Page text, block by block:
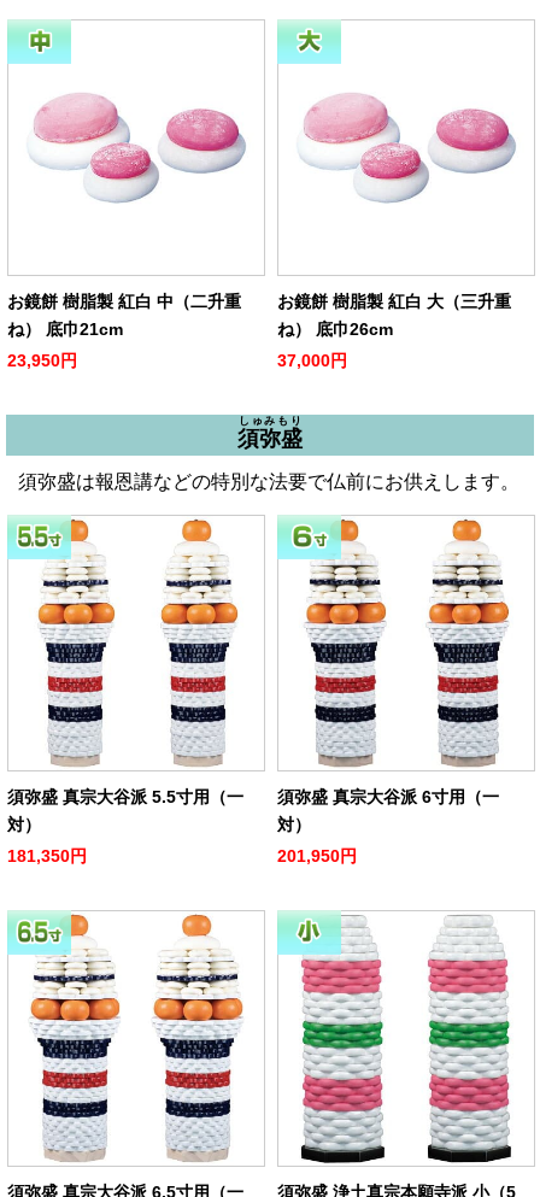
お鏡餅 樹脂製 紅白 中（二升重
ね） 底巾21cm
23,950円
お鏡餅 樹脂製 紅白 大（三升重
ね） 底巾26cm
37,000円
須弥盛
しゅみもり
須弥盛は報恩講などの特別な法要で仏前にお供えします。
須弥盛 真宗大谷派 5.5寸用（一
対）
181,350円
須弥盛 真宗大谷派 6寸用（一
対）
201,950円
須弥盛 真宗大谷派 6.5寸用（一 須弥盛 浄土真宗本願寺派 小（5